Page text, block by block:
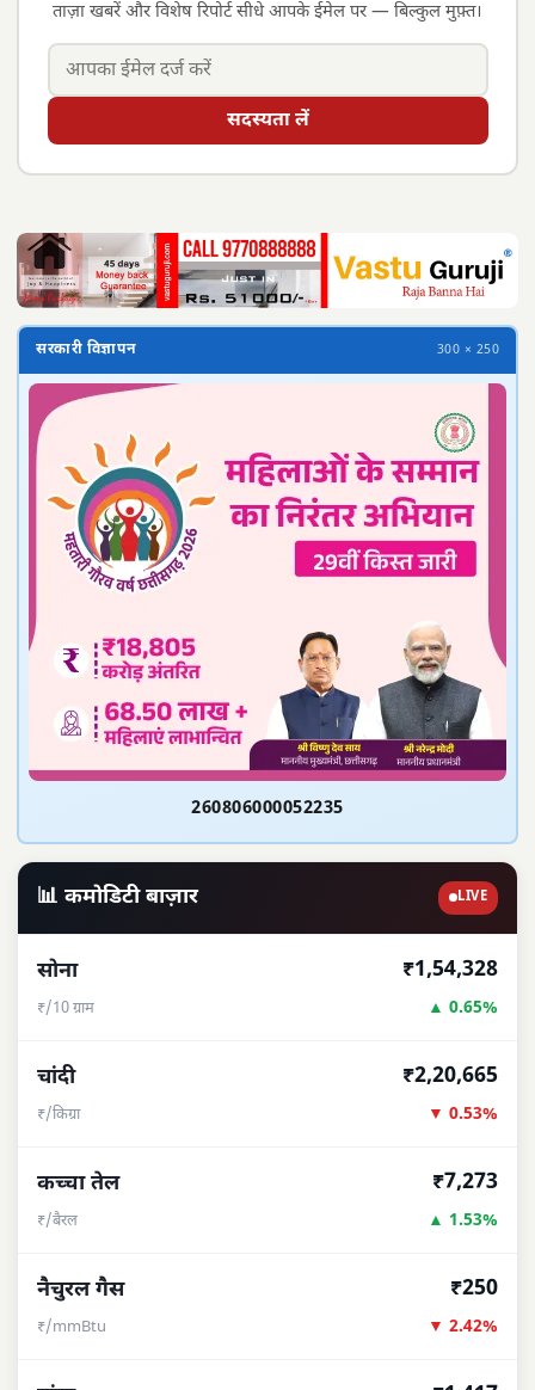
ताज़ा खबरें और विशेष रिपोर्ट सीधे आपके ईमेल पर — बिल्कुल मुफ़्त।
सदस्यता लें
सरकारी विज्ञापन 300 × 250
260806000052235
📊 कमोडिटी बाज़ार LIVE
सोना
₹/10 ग्राम
₹1,54,328
▲ 0.65%
चांदी
₹/किग्रा
₹2,20,665
▼ 0.53%
कच्चा तेल
₹/बैरल
₹7,273
▲ 1.53%
नैचुरल गैस
₹/mmBtu
₹250
▼ 2.42%